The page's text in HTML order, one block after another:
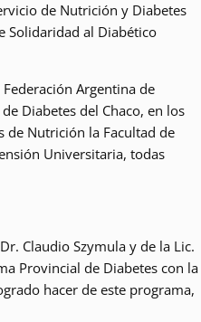
de Nutrición y Diabetes
Solidaridad al Diabético
Argentina de
Diabetes del Chaco, en los
de Nutrición la Facultad de
Universitaria, todas
Claudio Szymula y de la Lic.
Provincial de Diabetes con la
hacer de este programa,